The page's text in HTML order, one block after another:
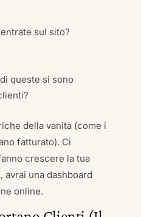
sul sito?
queste si sono
della vanità (come i
fatturato). Ci
crescere la tua
avrai una dashboard
online.